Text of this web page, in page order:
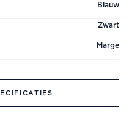
Blauw
Zwart
Marge